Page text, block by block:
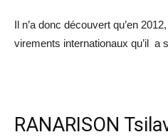
Il n’a donc découvert qu’en
virements internationaux qu’il a
RANARISON